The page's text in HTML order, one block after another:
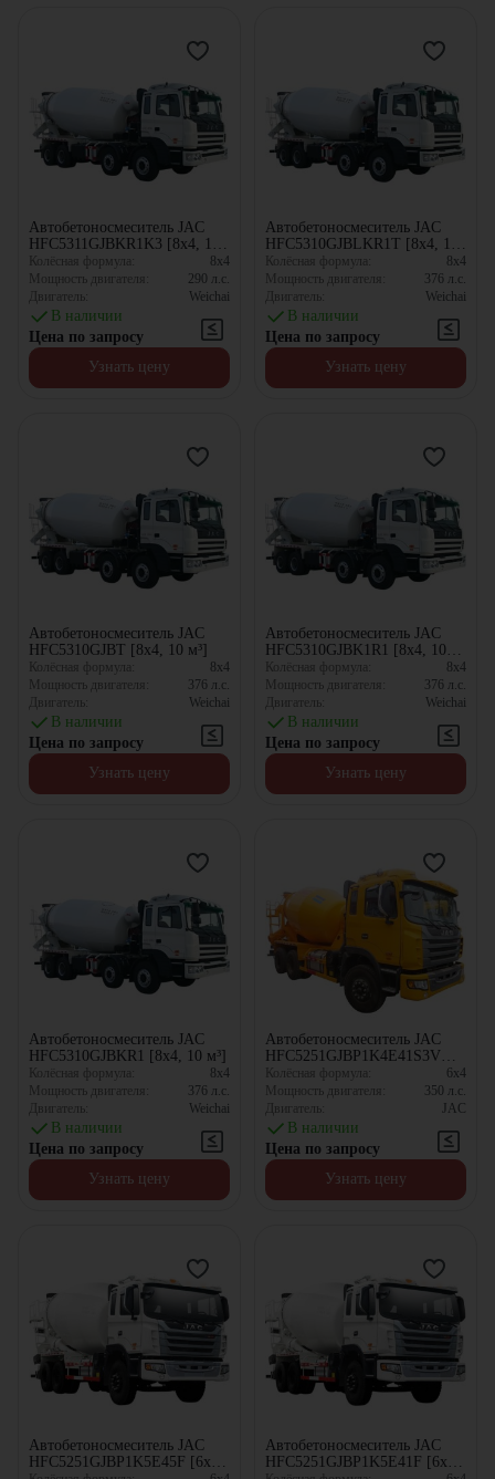
Автобетоносмеситель JAC
HFC5311GJBKR1K3 [8x4, 10
м³]
Колёсная формула:
8x4
Мощность двигателя:
290 л.с.
Двигатель:
Weichai
В наличии
Цена по запросу
Узнать цену
Автобетоносмеситель JAC
HFC5310GJBLKR1T [8x4, 10
м³]
Колёсная формула:
8x4
Мощность двигателя:
376 л.с.
Двигатель:
Weichai
В наличии
Цена по запросу
Узнать цену
Автобетоносмеситель JAC
HFC5310GJBT [8x4, 10 м³]
Колёсная формула:
8x4
Мощность двигателя:
376 л.с.
Двигатель:
Weichai
В наличии
Цена по запросу
Узнать цену
Автобетоносмеситель JAC
HFC5310GJBK1R1 [8x4, 10
м³]
Колёсная формула:
8x4
Мощность двигателя:
376 л.с.
Двигатель:
Weichai
В наличии
Цена по запросу
Узнать цену
Автобетоносмеситель JAC
HFC5310GJBKR1 [8x4, 10 м³]
Колёсная формула:
8x4
Мощность двигателя:
376 л.с.
Двигатель:
Weichai
В наличии
Цена по запросу
Узнать цену
Автобетоносмеситель JAC
HFC5251GJBP1K4E41S3V
[6x4, 10.67 м³]
Колёсная формула:
6x4
Мощность двигателя:
350 л.с.
Двигатель:
JAC
В наличии
Цена по запросу
Узнать цену
Автобетоносмеситель JAC
HFC5251GJBP1K5E45F [6x4,
Автобетоносмеситель JAC
HFC5251GJBP1K5E41F [6x4,